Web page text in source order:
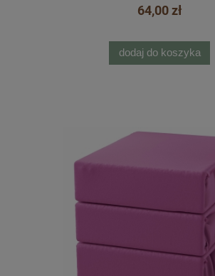
64,00 zł
dodaj do koszyka